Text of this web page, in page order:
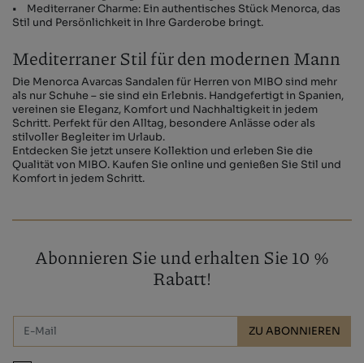
• Mediterraner Charme: Ein authentisches Stück Menorca, das
Stil und Persönlichkeit in Ihre Garderobe bringt.
Mediterraner Stil für den modernen Mann
Die Menorca Avarcas Sandalen für Herren von MIBO sind mehr
als nur Schuhe – sie sind ein Erlebnis. Handgefertigt in Spanien,
vereinen sie Eleganz, Komfort und Nachhaltigkeit in jedem
Schritt. Perfekt für den Alltag, besondere Anlässe oder als
stilvoller Begleiter im Urlaub.
Entdecken Sie jetzt unsere Kollektion und erleben Sie die
Qualität von MIBO. Kaufen Sie online und genießen Sie Stil und
Komfort in jedem Schritt.
Abonnieren Sie und erhalten Sie 10 %
Rabatt!
ZU ABONNIEREN